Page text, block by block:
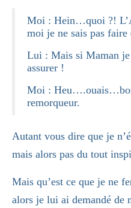
Moi : Hein…quoi ?!
moi je ne sais pas faire
Lui : Mais si Maman je
assurer !
Moi :
remorqueur.
Autant vous dire que je
mais alors pas du tout
Mais qu’est ce que je ne
alors je lui ai demandé de